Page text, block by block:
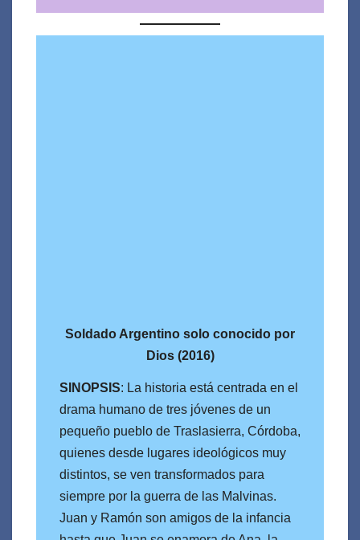
Soldado Argentino solo conocido por
Dios (2016)
SINOPSIS: La historia está centrada en el
drama humano de tres jóvenes de un
pequeño pueblo de Traslasierra, Córdoba,
quienes desde lugares ideológicos muy
distintos, se ven transformados para
siempre por la guerra de las Malvinas.
Juan y Ramón son amigos de la infancia